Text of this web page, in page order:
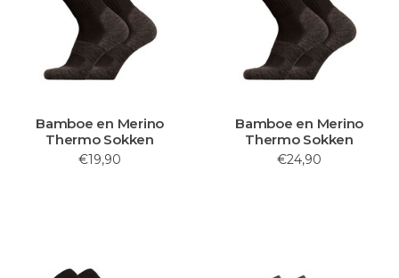
Bamboe en Merino
Thermo Sokken
€19,90
Bamboe en Merino
Thermo Sokken
€24,90